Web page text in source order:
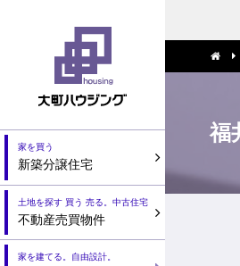
家を買う
新築分譲住宅
土地を探す 買う 売る。中古住宅
不動産売買物件
家を建てる。自由設計。
福